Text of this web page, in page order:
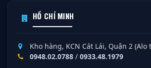
HỒ CHÍ MINH
Kho hàng, KCN Cát Lái, Quận 2
0948.02.0788 / 0933.48.1979